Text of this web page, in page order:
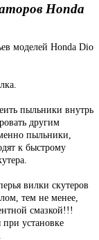
Honda
моделей Honda Dio
пыльники внутрь
другим
пыльники,
к быстрому
вилки cкутеров
тем не менее,
смазкой!!!
при установке